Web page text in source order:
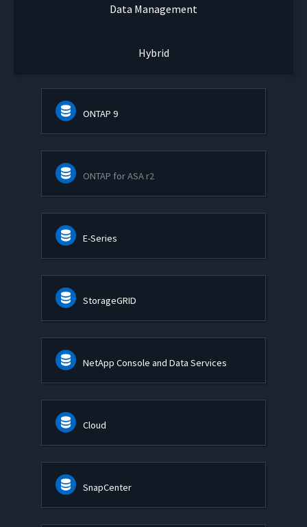
Data Management
Hybrid
ONTAP 9
ONTAP for ASA r2
E-Series
StorageGRID
NetApp Console and Data Services
Cloud
SnapCenter